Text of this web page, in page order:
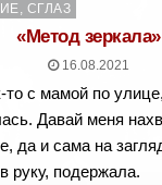
СГЛАЗ
«Метод зеркала»
16.08.2021
с мамой по
Давай меня
да и сама на
руку, подержала.